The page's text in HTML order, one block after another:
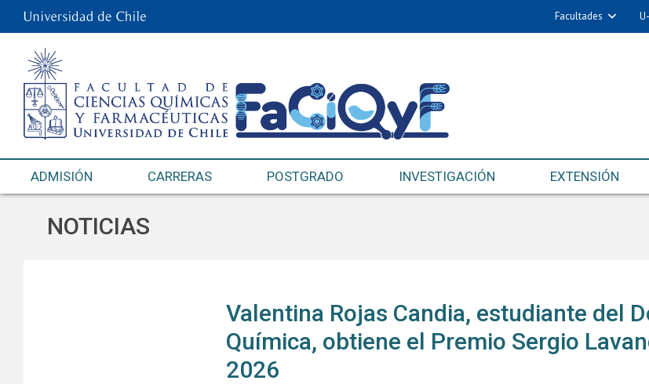
Facultades
ADMISIÓN CARRERAS POSTGRADO INVESTIGACIÓN EXTENSIÓN
NOTICIAS
Valentina Rojas Candia, estudiante del
Química, obtiene el Premio Sergio
2026